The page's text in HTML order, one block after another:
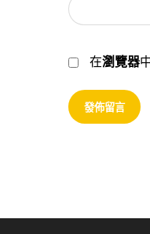
在瀏覽器
發佈留言